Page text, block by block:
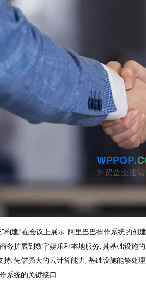
构建,”在会议上展示. 阿里巴巴操作系统的
务扩展到数字娱乐和本地服务, 其基础设施
. 凭借强大的云计算能力, 基础设施能够处
系统的关键接口.